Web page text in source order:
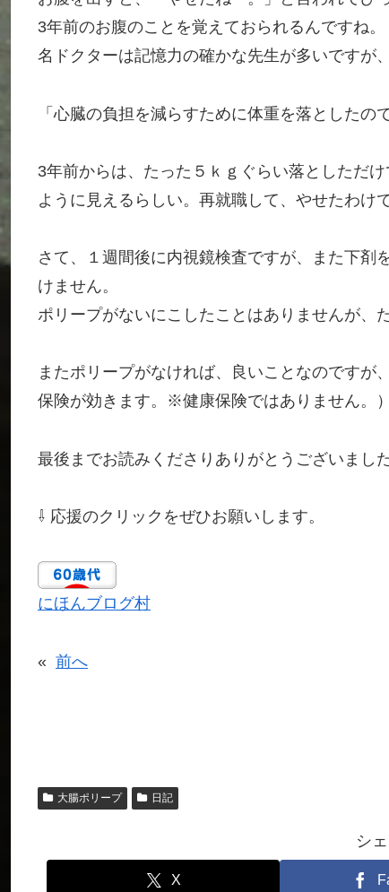
3年前のお腹のことを覚えておられるんですね。
名ドクターは記憶力の確かな先生が多いですが
「心臓の負担を減らすために体重を落としたの
3年前からは、たった５ｋｇぐらい落としただ
ように見えるらしい。再就職して、やせたわけ
さて、１週間後に内視鏡検査ですが、また下剤
けません。
ポリープがないにこしたことはありませんが、
またポリープがなければ、良いことなのですが
保険が効きます。※健康保険ではありません。）
最後までお読みくださりありがとうございました
⇩ 応援のクリックをぜひお願いします。
にほんブログ村
« 前へ
大腸ポリープ 日記
シ
X